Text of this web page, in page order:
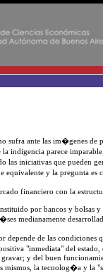
sufra ante las im�genes de
la indigencia parece
las iniciativas que pueden
y la pregunta es
financiero con la
por bancos y bolsas y
medianamente
depende de las condiciones
"inmediata" del
y del buen
mismos, la tecnolog�a y la